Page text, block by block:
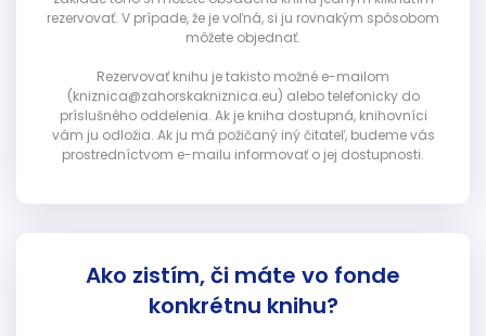
rezervovať. V prípade, že je voľná, si ju rovnakým spôsobom
môžete objednať.
Rezervovať knihu je takisto možné e-mailom
(kniznica@zahorskakniznica.eu) alebo telefonicky do
príslušného oddelenia. Ak je kniha dostupná, knihovníci
vám ju odložia. Ak ju má požičaný iný čitateľ, budeme vás
prostredníctvom e-mailu informovať o jej dostupnosti.
Ako zistím, či máte vo fonde
konkrétnu knihu?